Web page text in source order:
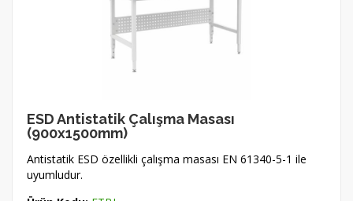
ESD Antistatik Çalışma Masası
(900x1500mm)
Antistatik ESD özellikli çalışma masası EN 61340-5-1 ile
uyumludur.